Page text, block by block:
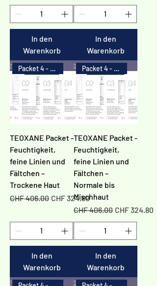
In den
Warenkorb
In den
Warenkorb
Packet 4 - 20%
TEOXANE Packet -
Feuchtigkeit,
feine Linien und
Fältchen –
Trockene Haut
Standardpreis
CHF 406.00 Sale-Preis
CHF 324.80
In den
Warenkorb
Packet 4 - 20%
TEOXANE Packet -
Feuchtigkeit,
feine Linien und
Fältchen –
Normale bis
Mischhaut
Standardpreis
CHF 406.00 Sale-Preis
CHF 324.80
In den
Warenkorb